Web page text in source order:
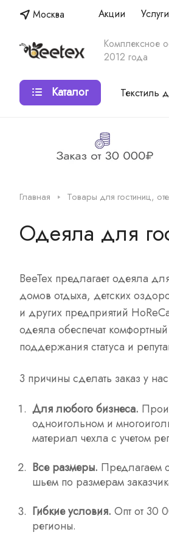
Москва Акции Услуги
Комплексное
2012 года
Каталог Текстиль
Главная Товары для гостиниц,
Одеяла для
BeeTex предлагает одеяла
домов отдыха, детских
и других предприятий
одеяла обеспечат
поддержания статуса и
3 причины сделать заказ у
Для любого бизнеса.
одноигольном и
материал чехла с учетом
Все размеры. Предлагаем
шьем по размерам
Гибкие условия. Опт от 30
регионы.